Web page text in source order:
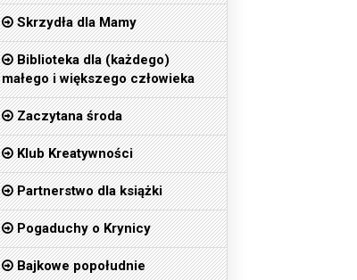
Skrzydła dla Mamy
Biblioteka dla (każdego)
małego i większego człowieka
Zaczytana środa
Klub Kreatywności
Partnerstwo dla książki
Pogaduchy o Krynicy
Bajkowe popołudnie